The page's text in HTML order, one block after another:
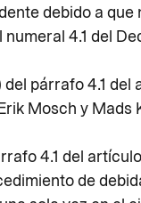
debido a
4.1 del
párrafo 4.1
Mosch y Mads
4.1 del
de